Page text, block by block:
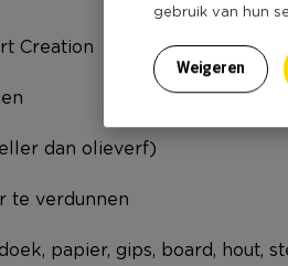
gebruik van hun
Weigeren
Creation
dan olieverf)
te verdunnen
papier, gips, board, hout,